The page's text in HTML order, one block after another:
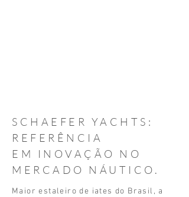
SCHAEFER YACHTS:
REFERÊNCIA
EM INOVAÇÃO NO
MERCADO NÁUTICO.
Maior estaleiro de iates do Brasil, a